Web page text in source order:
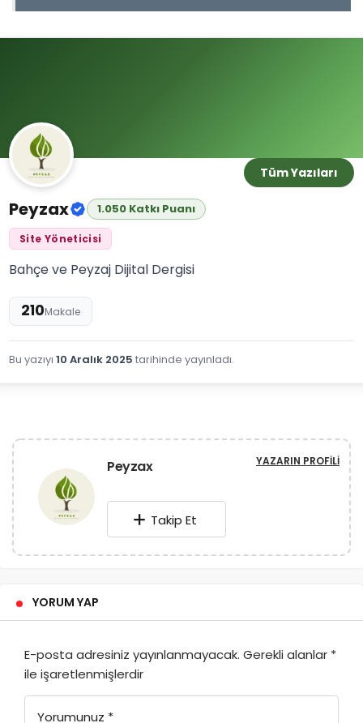
Tüm Yazıları
Peyzax 1.050 Katkı Puanı
Site Yöneticisi
Bahçe ve Peyzaj Dijital Dergisi
210Makale
Bu yazıyı 10 Aralık 2025 tarihinde yayınladı.
Peyzax YAZARIN PROFILI
Takip Et
YORUM YAP
E-posta adresiniz yayınlanmayacak. Gerekli alanlar *
ile işaretlenmişlerdir
Yorumunuz *